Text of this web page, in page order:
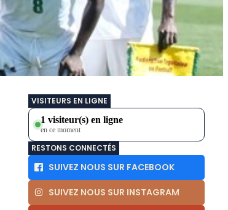
VISITEURS EN LIGNE
1 visiteur(s) en ligne
en ce moment
RESTONS CONNECTÉS
SUIVEZ NOUS SUR FACEBOOK
SUIVEZ NOUS SUR INSTAGRAM